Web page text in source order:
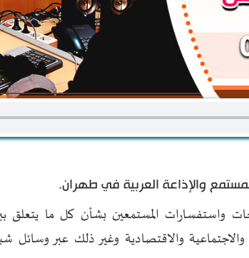
والإذاعة العربية في طهران.
واستفسارات المستمعين بشأن كل ما يتعلق
والاجتماعية والاقتصادية وغير ذلك عبر وسائل